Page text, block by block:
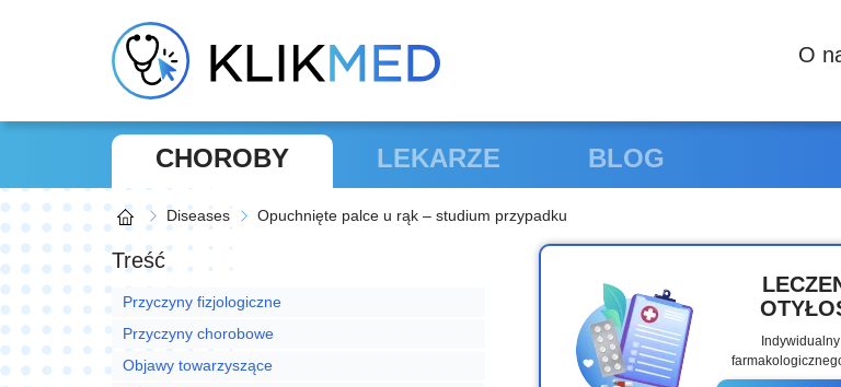
О
CHOROBY LEKARZE BLOG
Diseases Opuchnięte palce u rąk – studium przypadku
Treść
Przyczyny fizjologiczne
Przyczyny chorobowe
Objawy towarzyszące